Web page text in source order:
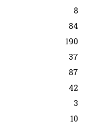
8
84
190
37
87
42
3
10